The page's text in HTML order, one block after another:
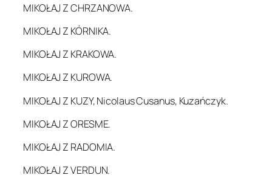
MIKOŁAJ Z CHRZANOWA.
MIKOŁAJ Z KÓRNIKA.
MIKOŁAJ Z KRAKOWA.
MIKOŁAJ Z KUROWA.
MIKOŁAJ Z KUZY, Nicolaus Cusanus, Kuzańczyk.
MIKOŁAJ Z ORESME.
MIKOŁAJ Z RADOMIA.
MIKOŁAJ Z VERDUN.